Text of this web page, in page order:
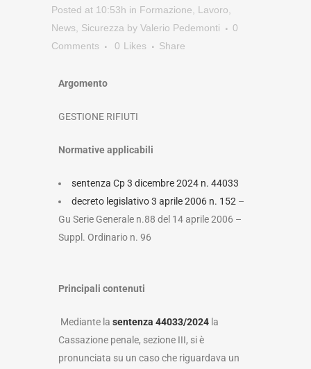
Posted at 10:53h in Formazione Lavoro
News
Sicurezza by Valerio Pedemonti
0
Comments
0 Likes Share
Argomento
GESTIONE RIFIUTI
Normative applicabili
sentenza Cp 3 dicembre 2024 n. 44033
decreto legislativo 3 aprile 2006 n. 152 –
Gu Serie Generale n.88 del 14 aprile 2006 –
Suppl. Ordinario n. 96
Principali contenuti
Mediante la sentenza 44033/2024 la
Cassazione penale, sezione III, si è
pronunciata su un caso che riguardava un